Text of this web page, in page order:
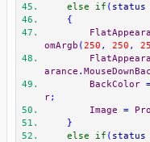
else
if ( status
{
omArgb (250 , 250 ,
arance .
BackColor
r;
Image
=
}
else
if ( status